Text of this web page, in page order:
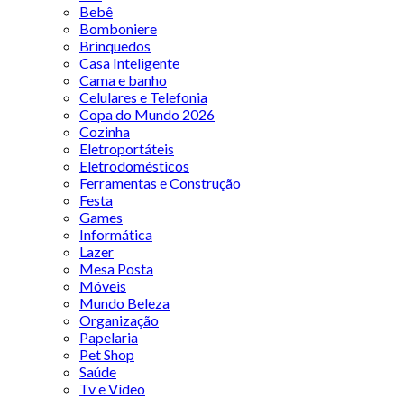
Bebê
Bomboniere
Brinquedos
Casa Inteligente
Cama e banho
Celulares e Telefonia
Copa do Mundo 2026
Cozinha
Eletroportáteis
Eletrodomésticos
Ferramentas e Construção
Festa
Games
Informática
Lazer
Mesa Posta
Móveis
Mundo Beleza
Organização
Papelaria
Pet Shop
Saúde
Tv e Vídeo